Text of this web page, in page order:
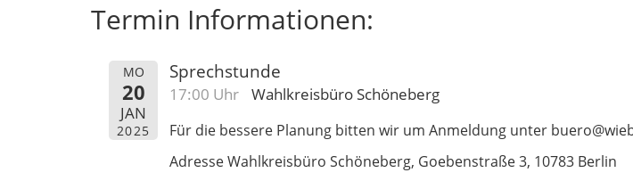
Termin Informationen:
MO
20
JAN
2025
Sprechstunde
17:00 Uhr Wahlkreisbüro Schöneberg
Für die bessere Planung bitten wir um Anmeldung unter
Adresse Wahlkreisbüro Schöneberg, Goebenstraße 3, 10783 Berlin